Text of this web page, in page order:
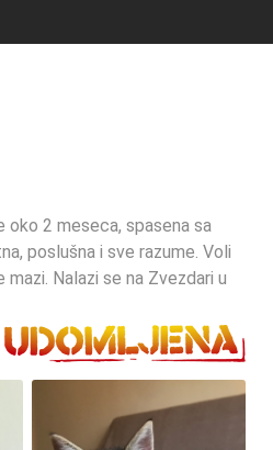
oko 2 meseca, spasena sa
poslušna i sve razume. Voli
Nalazi se na Zvezdari u